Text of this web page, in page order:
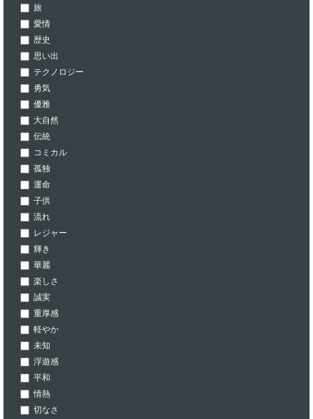
旅
愛情
歴史
思い出
テクノロジー
勇気
優雅
大自然
伝統
コミカル
孤独
運命
子供
流れ
レジャー
輝き
華麗
楽しさ
誠実
重厚感
軽やか
未知
浮遊感
平和
情熱
切なさ